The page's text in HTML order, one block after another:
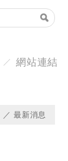
網站連結
最新消息